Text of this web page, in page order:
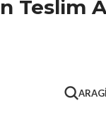
Teslim
ARA